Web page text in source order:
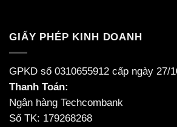
GIẤY PHÉP KINH DOANH
GPKD số 0310655912 cấp ngày 27/
Thanh Toán:
Ngân hàng Techcombank
Số TK: 179268268